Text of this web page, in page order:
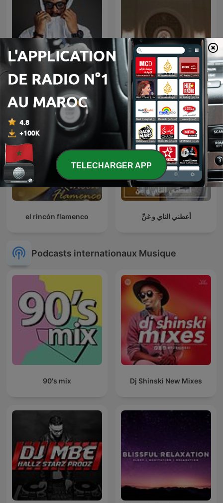
AFROBEAT SPECIAL القارئ خالد الجليل
el rincón flamenco أعطني الناي و غنِّ
Podcasts internationaux Musique
90's mix Dj Shinski New Mixes
TELECHARGER APP